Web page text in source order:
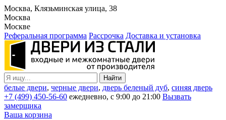
Москва, Клязьминская улица, 38
Москва
Москве
Реферальная программа Рассрочка Доставка и установка
белые двери, черные двери, дверь беленый дуб, синяя дверь
+7 (499) 450-56-60 ежедневно, с 9:00 до 21:00 Вызвать
замерщика
Ваша корзина